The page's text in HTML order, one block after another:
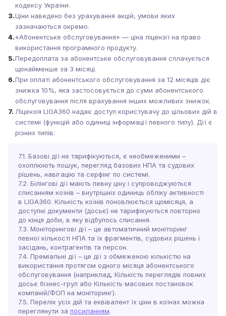
кодексу України.
3.Ціни наведено без урахування акцій, умови яких
зазначаються окремо.
4.«Абонентське обслуговування» — ціна ліцензії на право
використання програмного продукту.
5.Передоплата за абонентське обслуговування сплачується
щонайменше за 3 місяці.
6.При оплаті абонентського обслуговування за 12 місяців діє
знижка 10%, яка застосовується до суми абонентського
обслуговування після врахування інших можливих знижок.
7. Ліцензія LIGA360 надає доступ користувачу до цільових дій в
системі (функцій або одиниці інформації певного типу). Дії є
різних типів:
7.1. Базові дії не тарифікуються, є необмеженими –
охоплюють пошук, перегляд базових НПА та судових
рішень, навігацію та серфінг по системі.
7.2. Білінгові дії мають певну ціну і супроводжуються
списанням коїнів – внутрішніх одиниць обліку активності
в LIGA360. Кількість коїнів поновлюється щомісяця, а
доступні документи (досьє) не тарифікуються повторно
до кінця доби, в яку відбулось списання.
7.3. Моніторингові дії – це автоматичний моніторинг
певної кількості НПА та їх фрагментів, судових рішень і
засідань, контрагентів та персон.
7.4. Преміальні дії – це дії з обмеженою кількістю на
використання протягом одного місяця абонентського
обслуговування (наприклад, Кількість переглядів повних
досьє бізнес-груп або Кількість масових постановок
компаній/ФОП на моніторинг).
7.5. Перелік усіх дій та еквівалент їх ціни в коїнах можна
переглянути за посиланням.